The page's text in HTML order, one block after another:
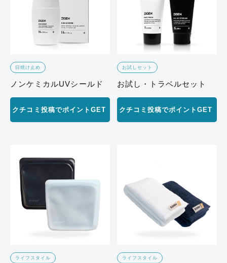
日焼け止め
ノンケミカルUVシールド
クチコミ投稿でポイントGET
お試しセット
お試し・トラベルセット
クチコミ投稿でポイントGET
ライフスタイル ライフスタイル